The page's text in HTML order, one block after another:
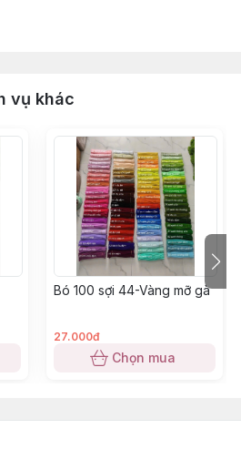
vụ khác
Bó 100 sợi 44-Vàng mỡ gà
27.000đ
Chọn mua